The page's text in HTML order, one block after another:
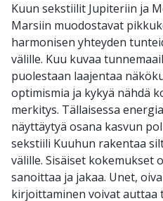
Kuun sekstiilit Jupiteriin ja
Marsiin muodostavat
harmonisen yhteyden
välille. Kuu kuvaa
puolestaan laajentaa
optimismia ja kykyä nähdä
merkitys. Tällaisessa
näyttäytyä osana kasvun
sekstiili Kuuhun rakentaa
välille. Sisäiset kokemukset
sanoittaa ja jakaa. Unet,
kirjoittaminen voivat auttaa